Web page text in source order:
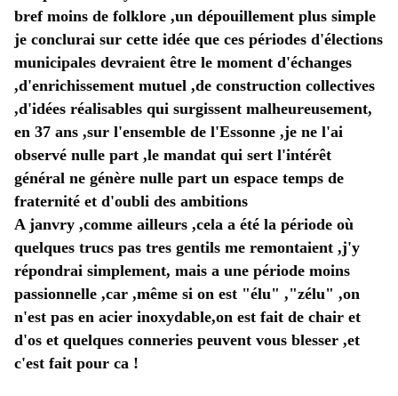
bref moins de folklore ,un dépouillement plus simple
je conclurai sur cette idée que ces périodes d'élections
municipales devraient être le moment d'échanges
,d'enrichissement mutuel ,de construction collectives
,d'idées réalisables qui surgissent malheureusement,
en 37 ans ,sur l'ensemble de l'Essonne ,je ne l'ai
observé nulle part ,le mandat qui sert l'intérêt
général ne génère nulle part un espace temps de
fraternité et d'oubli des ambitions
A janvry ,comme ailleurs ,cela a été la période où
quelques trucs pas tres gentils me remontaient ,j'y
répondrai simplement, mais a une période moins
passionnelle ,car ,même si on est "élu" ,"zélu" ,on
n'est pas en acier inoxydable,on est fait de chair et
d'os et quelques conneries peuvent vous blesser ,et
c'est fait pour ca !